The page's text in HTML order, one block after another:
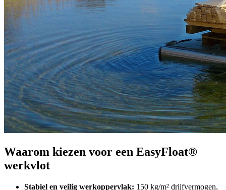
Waarom kiezen voor een EasyFloat®
werkvlot
Stabiel en veilig werkoppervlak: 150 kg/m² drijfvermogen,